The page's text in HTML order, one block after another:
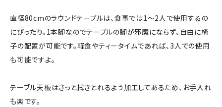
直径80cmのラウンドテーブルは、食事では1〜2人で使用するの
にぴったり。1本脚なのでテーブルの脚が邪魔にならず、自由に椅
子の配置が可能です。軽食やティータイムであれば、3人での使用
も可能ですよ。
テーブル天板はさっと拭きとれるよう加工してあるため、お手入れ
も楽です。